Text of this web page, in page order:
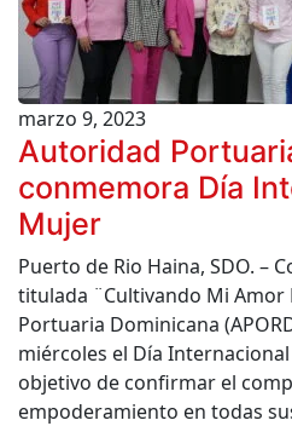
marzo 9, 2023
Autoridad
conmemora Día
Mujer
Puerto de Rio Haina, SDO. –
titulada ¨Cultivando Mi
Portuaria Dominicana
miércoles el Día
objetivo de confirmar el
empoderamiento en todas